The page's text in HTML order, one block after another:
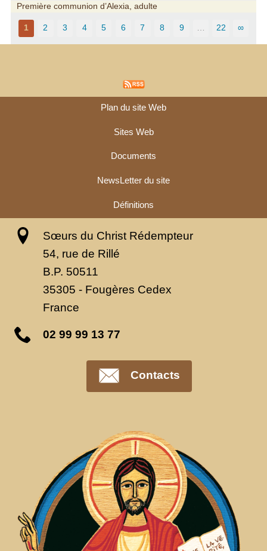
Première communion d’Alexia, adulte
1 2 3 4 5 6 7 8 9 … 22 ∞
Plan du site Web
Sites Web
Documents
NewsLetter du site
Définitions
Sœurs du Christ Rédempteur
54, rue de Rillé
B.P. 50511
35305 - Fougères Cedex
France
02 99 99 13 77
Contacts